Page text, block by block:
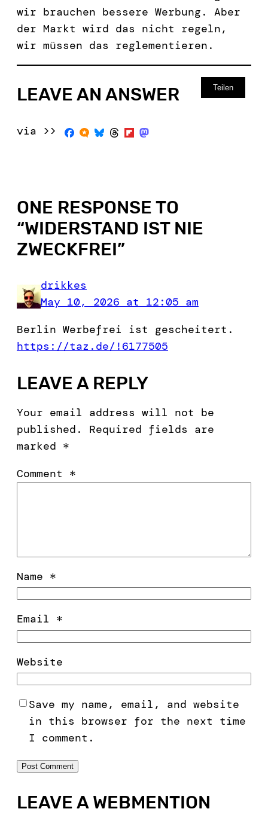
wir brauchen bessere Werbung. Aber
der Markt wird das nicht regeln,
wir müssen das reglementieren.
Teilen
LEAVE AN ANSWER
via >>
ONE RESPONSE TO
“WIDERSTAND IST NIE
ZWECKFREI”
drikkes
May 10, 2026 at 12:05 am
Berlin Werbefrei ist gescheitert.
https://taz.de/!6177505
LEAVE A REPLY
Your email address will not be
published.
Required fields are
marked *
Comment *
Name *
Email *
Website
Save my name, email, and website
in this browser for the next time
I comment.
LEAVE A WEBMENTION